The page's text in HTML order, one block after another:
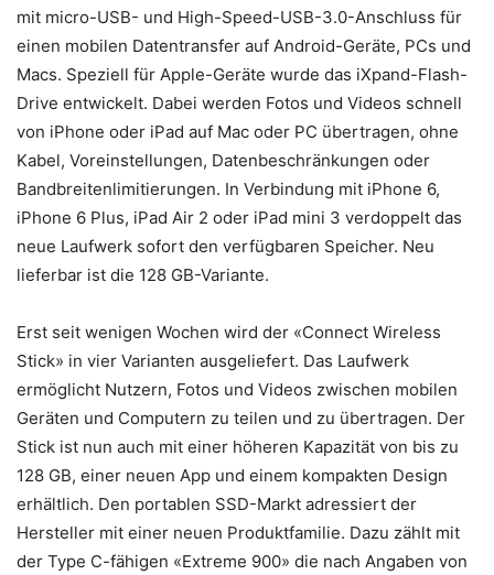
mit micro-USB- und High-Speed-USB-3.0-Anschluss für
einen mobilen Datentransfer auf Android-Geräte, PCs und
Macs. Speziell für Apple-Geräte wurde das iXpand-Flash-
Drive entwickelt. Dabei werden Fotos und Videos schnell
von iPhone oder iPad auf Mac oder PC übertragen, ohne
Kabel, Voreinstellungen, Datenbeschränkungen oder
Bandbreitenlimitierungen. In Verbindung mit iPhone 6,
iPhone 6 Plus, iPad Air 2 oder iPad mini 3 verdoppelt das
neue Laufwerk sofort den verfügbaren Speicher. Neu
lieferbar ist die 128 GB-Variante.
Erst seit wenigen Wochen wird der «Connect Wireless
Stick» in vier Varianten ausgeliefert. Das Laufwerk
ermöglicht Nutzern, Fotos und Videos zwischen mobilen
Geräten und Computern zu teilen und zu übertragen. Der
Stick ist nun auch mit einer höheren Kapazität von bis zu
128 GB, einer neuen App und einem kompakten Design
erhältlich. Den portablen SSD-Markt adressiert der
Hersteller mit einer neuen Produktfamilie. Dazu zählt mit
der Type C-fähigen «Extreme 900» die nach Angaben von